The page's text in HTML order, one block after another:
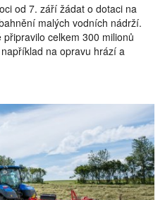
od 7. září žádat o dotaci na
malých vodních nádrží.
celkem 300 milionů
na opravu hrází a